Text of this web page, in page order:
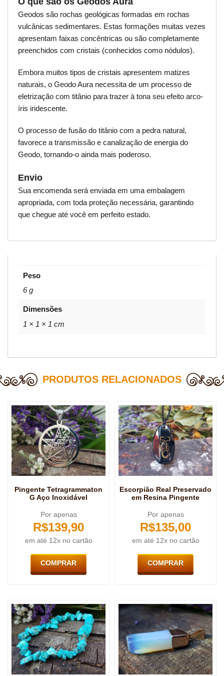
Geodos são rochas geológicas formadas em rochas
vulcânicas sedimentares. Estas formações muitas vezes
apresentam faixas concêntricas ou são completamente
preenchidos com cristais (conhecidos como nódulos).
Embora muitos tipos de cristais apresentem matizes
naturais, o Geodo Aura necessita de um processo de
eletrização com titânio para trazer à tona seu efeito arco-
íris iridescente.
O processo de fusão do titânio com a pedra natural,
favorece a transmissão e canalização de energia do
Geodo, tornando-o ainda mais poderoso.
Envio
Sua encomenda será enviada em uma embalagem
apropriada, com toda proteção necessária, garantindo
que chegue até você em perfeito estado.
Peso
6 g
Dimensões
1 × 1 × 1 cm
PRODUTOS RELACIONADOS
Pingente Tetragrammaton
G Aço Inoxidável
Por apenas
R$139,90
em até 12x no cartão
COMPRAR
Escorpião Real Preservado
em Resina Pingente
Por apenas
R$135,00
em até 12x no cartão
COMPRAR